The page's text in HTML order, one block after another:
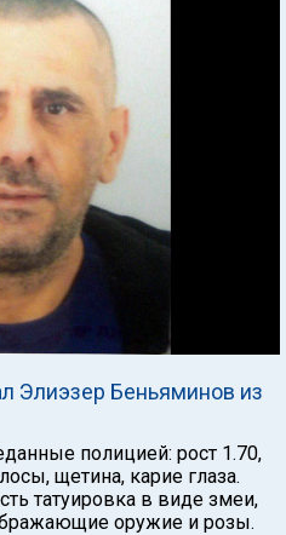
Элиэзер Беньяминов из
полицией: рост 1.70,
щетина, карие глаза.
татуировка в виде змеи,
оружие и розы.